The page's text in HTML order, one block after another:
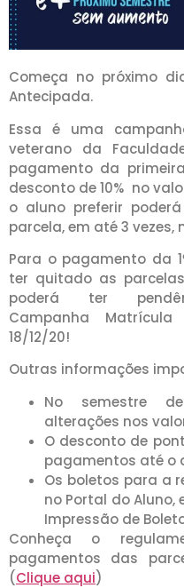
Começa no próximo
Antecipada.
Essa é uma
veterano da
pagamento da
desconto de 10% no
o aluno preferir
parcela, em até 3
Para o pagamento da
ter quitado as
poderá ter
Campanha
18/12/20!
Outras informações
No semestre
alterações nos
O desconto de
pagamentos até o
Os boletos para a
no Portal do
Impressão de
Conheça o
pagamentos das
(Clique aqui)